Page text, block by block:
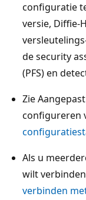
configuratie
versie, Diffie-
de security
(PFS) en
Zie
configureren
Als u
wilt
verbinden